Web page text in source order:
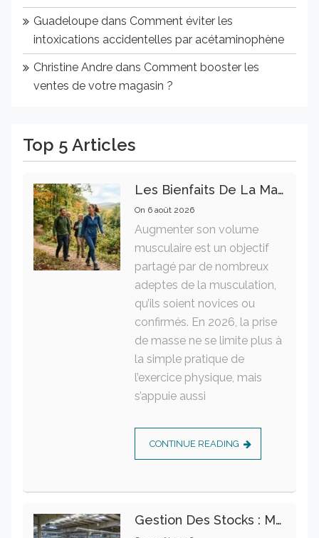
Guadeloupe dans Comment éviter les
intoxications accidentelles par acétaminophène
Christine Andre dans Comment booster les
ventes de votre magasin ?
Top 5 Articles
Les Bienfaits De La Marche Sur La Santé Physique Et Mentale
On 6 août 2026
Augmenter son volume
musculaire est un objectif
partagé par de nombreux
adeptes de la musculation,
qu’ils soient novices ou
confirmés. En 2026, la prise
de masse ne se limite plus à
la simple pratique de
l’exercice physique, mais
s’appuie aussi
CONTINUE READING
Gestion Des Stocks : Meilleures Pratiques Intralogistiques